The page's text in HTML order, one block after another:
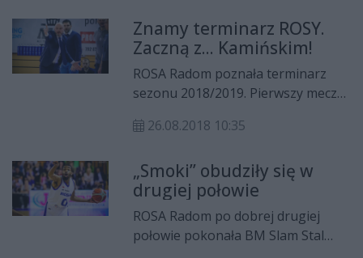
wicemistrzów Polski.
Znamy terminarz ROSY.
Zaczną z... Kamińskim!
ROSA Radom poznała terminarz
sezonu 2018/2019. Pierwszy mecz
ciekawy. Radomianie w Ostrowie
Wojciechem Kamińskim!
26.08.2018 10:35
„Smoki” obudziły się w
drugiej połowie
ROSA Radom po dobrej drugiej
połowie pokonała BM Slam Stal